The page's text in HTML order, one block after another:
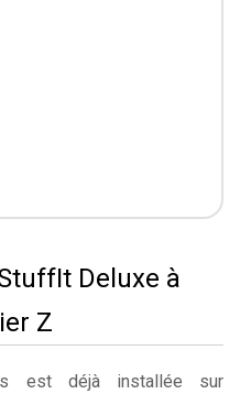
Deluxe à
Z
est déjà installée sur